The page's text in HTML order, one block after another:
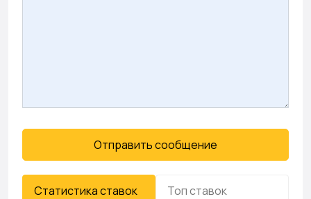
Отправить сообщение
Статистика ставок Топ ставок